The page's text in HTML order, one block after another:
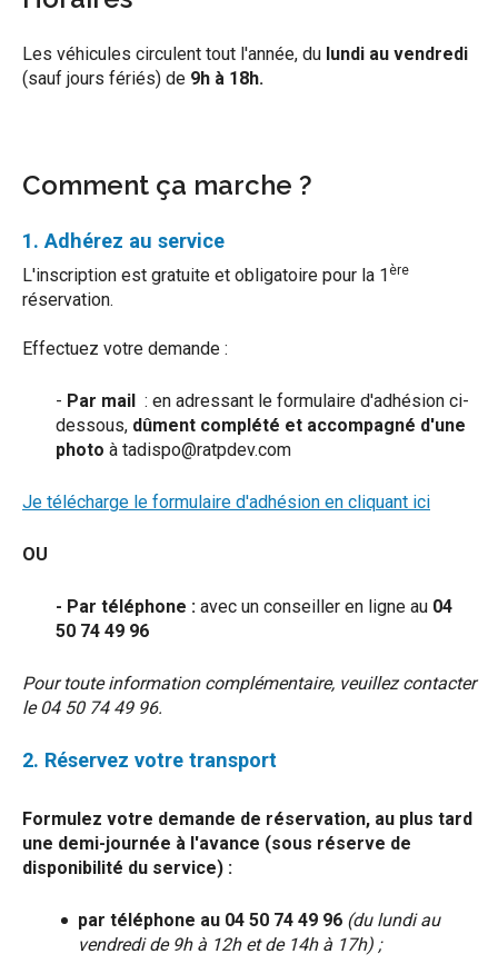
Les véhicules circulent tout l'année, du lundi au vendredi
(sauf jours fériés) de 9h à 18h.
Comment ça marche ?
1. Adhérez au service
L'inscription est gratuite et obligatoire pour la 1 ère
réservation.
Effectuez votre demande :
- Par mail : en adressant le formulaire d'adhésion ci-
dessous, dûment complété et accompagné d'une
photo à tadispo@ratpdev.com
Je télécharge le formulaire d'adhésion en cliquant ici
OU
- Par téléphone : avec un conseiller en ligne au 04
50 74 49 96
Pour toute information complémentaire, veuillez contacter
le 04 50 74 49 96.
2. Réservez votre transport
Formulez votre demande de réservation, au plus tard
une demi-journée à l'avance (sous réserve de
disponibilité du service) :
par téléphone au 04 50 74 49 96 (du lundi au
vendredi de 9h à 12h et de 14h à 17h) ;